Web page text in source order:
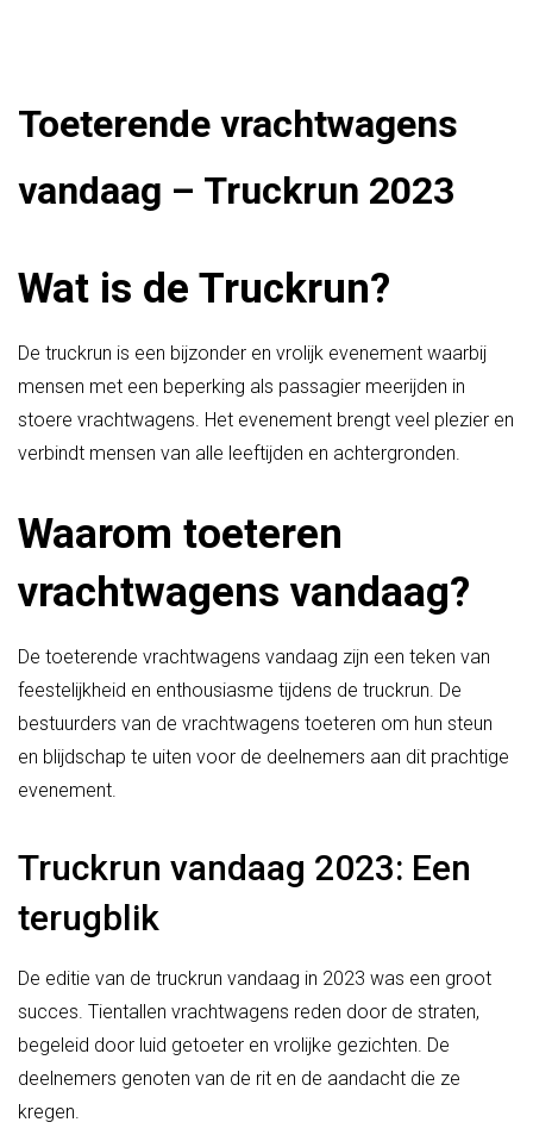
Toeterende vrachtwagens
vandaag – Truckrun 2023
Wat is de Truckrun?
De truckrun is een bijzonder en vrolijk evenement waarbij
mensen met een beperking als passagier meerijden in
stoere vrachtwagens. Het evenement brengt veel plezier en
verbindt mensen van alle leeftijden en achtergronden.
Waarom toeteren
vrachtwagens vandaag?
De toeterende vrachtwagens vandaag zijn een teken van
feestelijkheid en enthousiasme tijdens de truckrun. De
bestuurders van de vrachtwagens toeteren om hun steun
en blijdschap te uiten voor de deelnemers aan dit prachtige
evenement.
Truckrun vandaag 2023: Een
terugblik
De editie van de truckrun vandaag in 2023 was een groot
succes. Tientallen vrachtwagens reden door de straten,
begeleid door luid getoeter en vrolijke gezichten. De
deelnemers genoten van de rit en de aandacht die ze
kregen.